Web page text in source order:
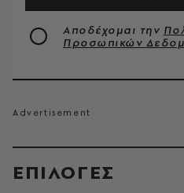
EΠΙΛΟΓΈΣ
Αποδέχομαι την
Προσωπικών